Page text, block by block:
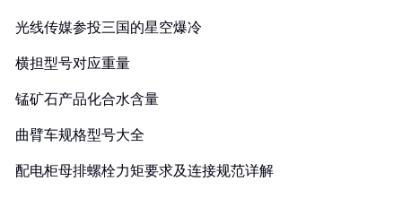
光线传媒参投三国的星空爆冷
横担型号对应重量
锰矿石产品化合水含量
曲臂车规格型号大全
配电柜母排螺栓力矩要求及连接规范详解